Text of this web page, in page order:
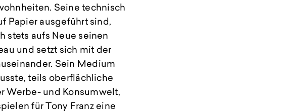
Seine technisch
Papier ausgeführt sind,
stets aufs Neue seinen
und setzt sich mit der
Sein Medium
teils oberflächliche
Werbe- und Konsumwelt,
für Tony Franz eine